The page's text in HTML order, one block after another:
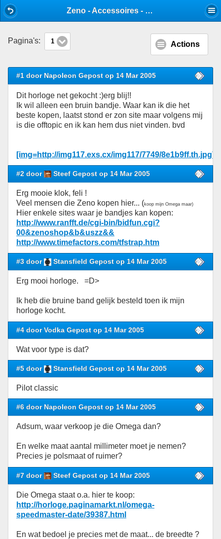
Zeno - Accessoires - Stijlforum
Pagina's: 1 Actions
#1 door Napoleon Gepost op 14 Mar 2005
Dit horloge net gekocht :)erg blij!!
Ik wil alleen een bruin bandje. Waar kan ik die het
beste kopen, laatst stond er zon site maar volgens mij
is die offtopic en ik kan hem dus niet vinden. bvd
[img=http://img117.exs.cx/img117/7749/8e1b9ff.th.jpg]
#2 door Steef Gepost op 14 Mar 2005
Erg mooie klok, feli !
Veel mensen die Zeno kopen hier... (koop mijn Omega maar)
Hier enkele sites waar je bandjes kan kopen:
http://www.ranfft.de/cgi-bin/bidfun.cgi?
00&zenoshop&b&uszz&&
http://www.timefactors.com/tfstrap.htm
#3 door Stansfield Gepost op 14 Mar 2005
Erg mooi horloge. =D>
Ik heb die bruine band gelijk besteld toen ik mijn
horloge kocht.
#4 door Vodka Gepost op 14 Mar 2005
Wat voor type is dat?
#5 door Stansfield Gepost op 14 Mar 2005
Pilot classic
#6 door Napoleon Gepost op 14 Mar 2005
Adsum, waar verkoop je die Omega dan?
En welke maat aantal millimeter moet je nemen?
Precies je polsmaat of ruimer?
#7 door Steef Gepost op 14 Mar 2005
Die Omega staat o.a. hier te koop:
http://horloge.paginamarkt.nl/omega-
speedmaster-date/39387.html
En wat bedoel je precies met de maat... de breedte ?